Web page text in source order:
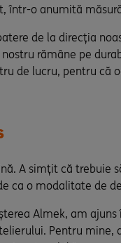
o anumită
de la direcția
rămâne pe
de lucru, pentru
A simțit că trebuie
ca o modalitate de
Almek, am
Pentru